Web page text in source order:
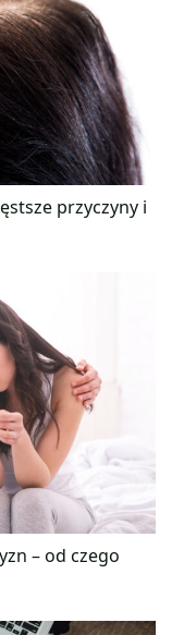
przyczyny i
– od czego